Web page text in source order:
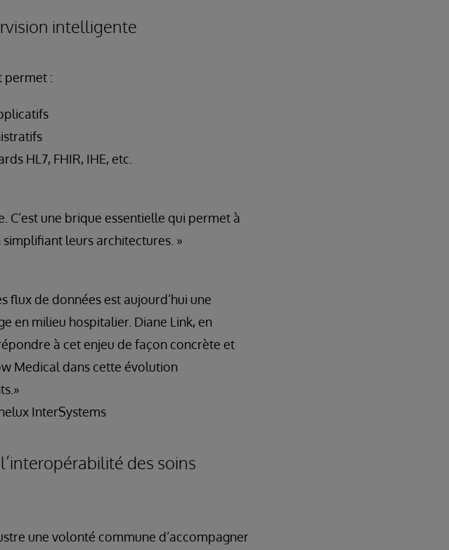
intelligente
permet :
HL7, FHIR, IHE, etc.
C’est une brique essentielle qui permet à
leurs architectures. »
flux de données est aujourd’hui une
en milieu hospitalier. Diane Link, en
à cet enjeu de façon concrète et
Medical dans cette évolution
InterSystems
des soins
une volonté commune d’accompagner